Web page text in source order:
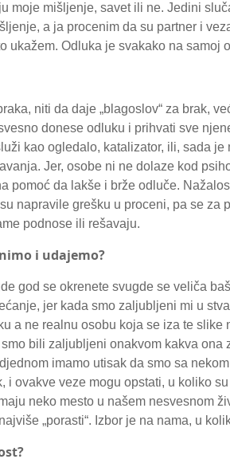
moje mišljenje, savet ili ne. Jedini
a ja procenim da su partner i
ukažem. Odluka je svakako na samoj
niti da daje „blagoslov“ za brak,
donese odluku i prihvati sve
kao ogledalo, katalizator, ili, sada
Jer, osobe ni ne dolaze kod
pomoć da lakše i brže odluče.
napravile grešku u proceni, pa se za
podnose ili rešavaju.
i udajemo?
god se okrenete svugde se veliča
jer kada smo zaljubljeni mi u
a ne realnu osobu koja se iza te
bili zaljubljeni onakvom kakva ona
imamo utisak da smo sa
ovakve veze mogu opstati, u koliko
neko mesto u našem nesvesnom
„porasti“. Izbor je na nama, u